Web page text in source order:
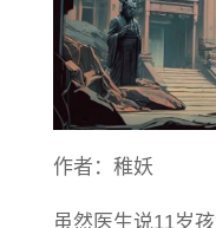
作者：稚妖
虽然医生说11岁